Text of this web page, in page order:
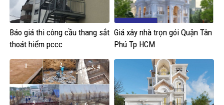
Báo giá thi công cầu thang sắt
thoát hiểm pccc
Giá xây nhà trọn gói Quận Tân
Phú Tp HCM